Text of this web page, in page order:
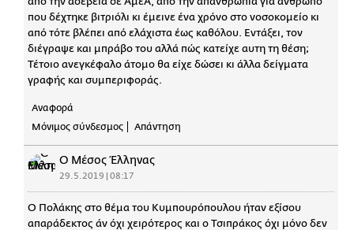
που δέχτηκε βιτριόλι κι έμεινε ένα χρόνο στο νοσοκομείο κι
από τότε βλέπει από ελάχιστα έως καθόλου. Εντάξει, τον
διέγραψε και μπράβο του αλλά πώς κατείχε αυτη τη θέση;
Τέτοιο ανεγκέφαλο άτομο θα είχε δώσει κι άλλα δείγματα
γραφής και συμπεριφοράς.
Αναφορά
Μόνιμος σύνδεσμος
Απάντηση
Ο Μέσος Έλληνας
29.5.2019 | 08:17
Ο Πολάκης στο θέμα του Κυμπουρόπουλου ήταν εξίσου
απαράδεκτος άν όχι χειρότερος και ο Τσιπράκος όχι μόνο δεν